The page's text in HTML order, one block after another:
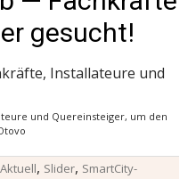
gesucht!
und Quereinsteiger, um den
Aktuell, Slider, SmartCity-